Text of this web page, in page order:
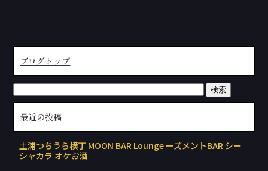
ブログトップ
最近の投稿
土浦つちうら横丁 MOON BAR Lounge ーズメントBAR シー
シャカラ オケお酒